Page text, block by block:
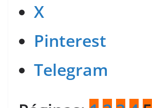
X
Pinterest
Telegram